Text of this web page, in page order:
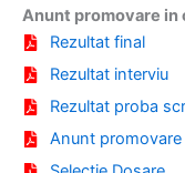
Anunt promovare in
Rezultat final
Rezultat interviu
Rezultat proba
Anunt promovare